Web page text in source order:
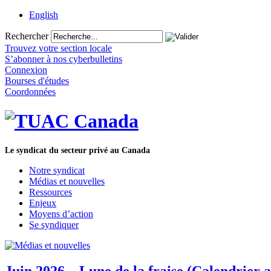
English
Rechercher
Trouvez votre section locale
S’abonner à nos cyberbulletins
Connexion
Bourses d'études
Coordonnées
Le syndicat du secteur privé au Canada
Notre syndicat
Médias et nouvelles
Ressources
Enjeux
Moyens d’action
Se syndiquer